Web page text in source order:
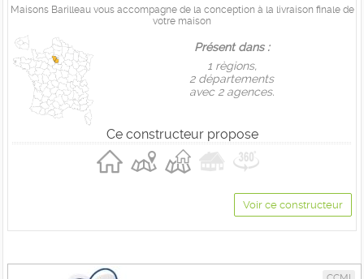
Maisons Barilleau vous accompagne de la conception à la livraison finale de
votre maison
Présent dans :
1 règions,
2 départements
avec 2 agences.
Ce constructeur propose
Voir ce constructeur